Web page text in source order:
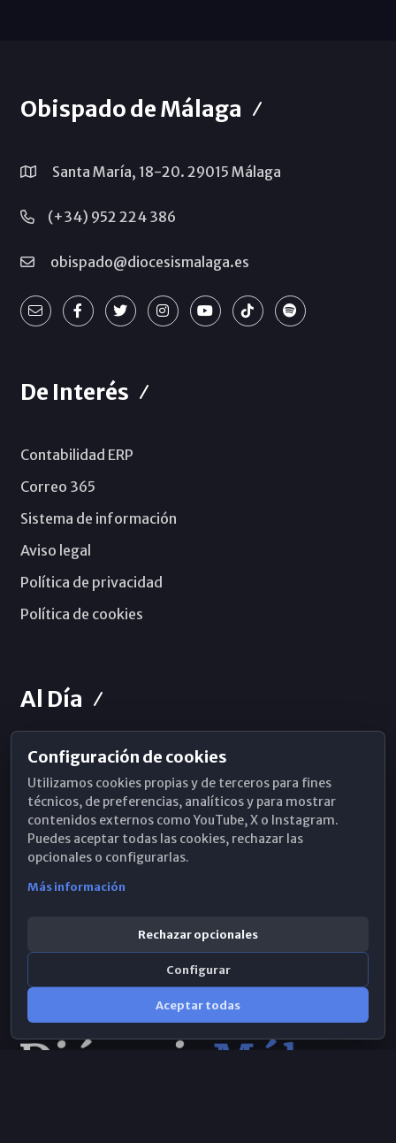
Obispado de Málaga
Santa María, 18-20. 29015 Málaga
(+34) 952 224 386
obispado@diocesismalaga.es
De Interés
Contabilidad ERP
Correo 365
Sistema de información
Aviso legal
Política de privacidad
Política de cookies
Al Día
Horarios de Misa
Hemeroteca
WhatsApp
Configuración de cookies
Utilizamos cookies propias y de terceros para fines
técnicos, de preferencias, analíticos y para mostrar
contenidos externos como YouTube, X o Instagram.
Puedes aceptar todas las cookies, rechazar las
opcionales o configurarlas.
Más información
Rechazar opcionales
Configurar
Aceptar todas